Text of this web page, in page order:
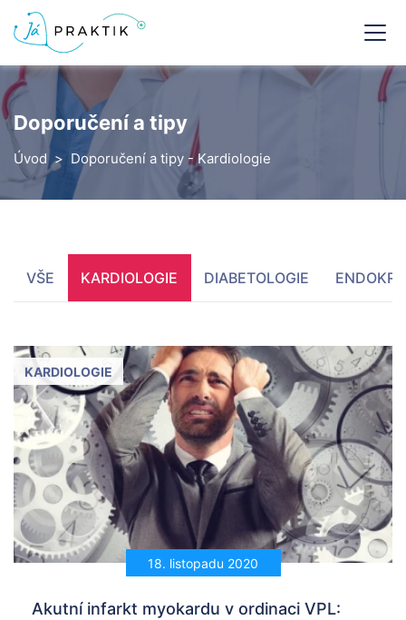
Doporučení a tipy
Úvod Doporučení a tipy - Kardiologie
VŠE KARDIOLOGIE DIABETOLOGIE
18. listopadu 2020
KARDIOLOGIE
Akutní infarkt myokardu v ordinaci VPL: